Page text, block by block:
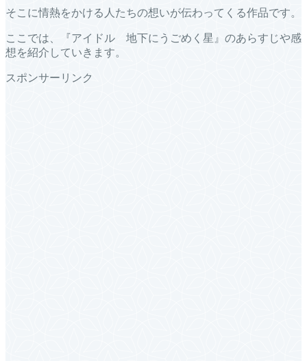
そこに情熱をかける人たちの想いが伝わってくる作品です。
ここでは、『アイドル 地下にうごめく星』のあらすじや感
想を紹介していきます。
スポンサーリンク